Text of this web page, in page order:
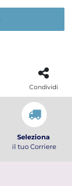
Condividi
Seleziona
il tuo Corriere